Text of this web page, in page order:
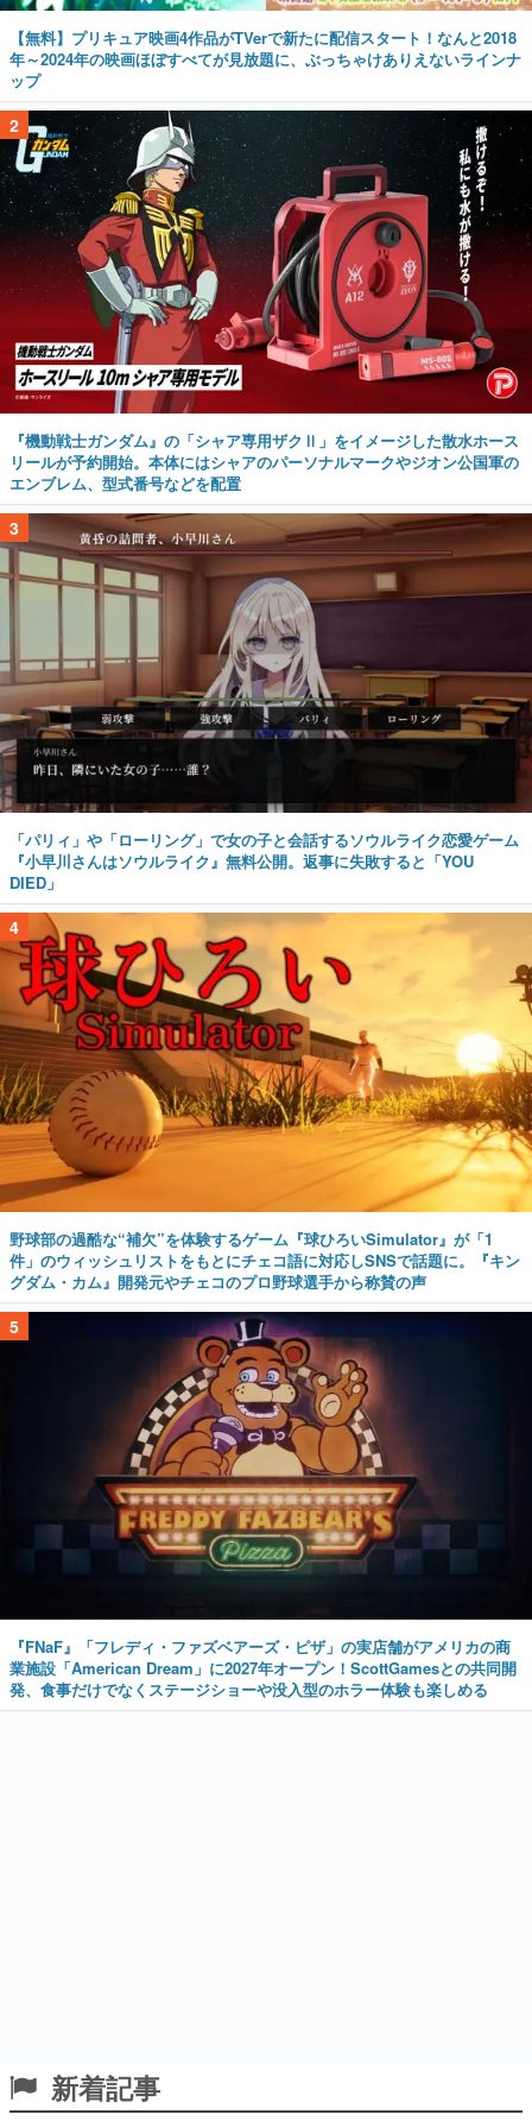
【無料】プリキュア映画4作品がTVerで新たに配信スタート！なんと2018
年～2024年の映画ほぼすべてが見放題に、ぶっちゃけありえないラインナ
ップ
2
『機動戦士ガンダム』の「シャア専用ザクⅡ」をイメージした散水ホース
リールが予約開始。本体にはシャアのパーソナルマークやジオン公国軍の
エンブレム、型式番号などを配置
3
「パリィ」や「ローリング」で女の子と会話するソウルライク恋愛ゲーム
『小早川さんはソウルライク』無料公開。返事に失敗すると「YOU
DIED」
4
野球部の過酷な“補欠”を体験するゲーム『球ひろいSimulator』が「1
件」のウィッシュリストをもとにチェコ語に対応しSNSで話題に。『キン
グダム・カム』開発元やチェコのプロ野球選手から称賛の声
5
『FNaF』「フレディ・ファズベアーズ・ピザ」の実店舗がアメリカの商
業施設「American Dream」に2027年オープン！ScottGamesとの共同開
発、食事だけでなくステージショーや没入型のホラー体験も楽しめる
新着記事